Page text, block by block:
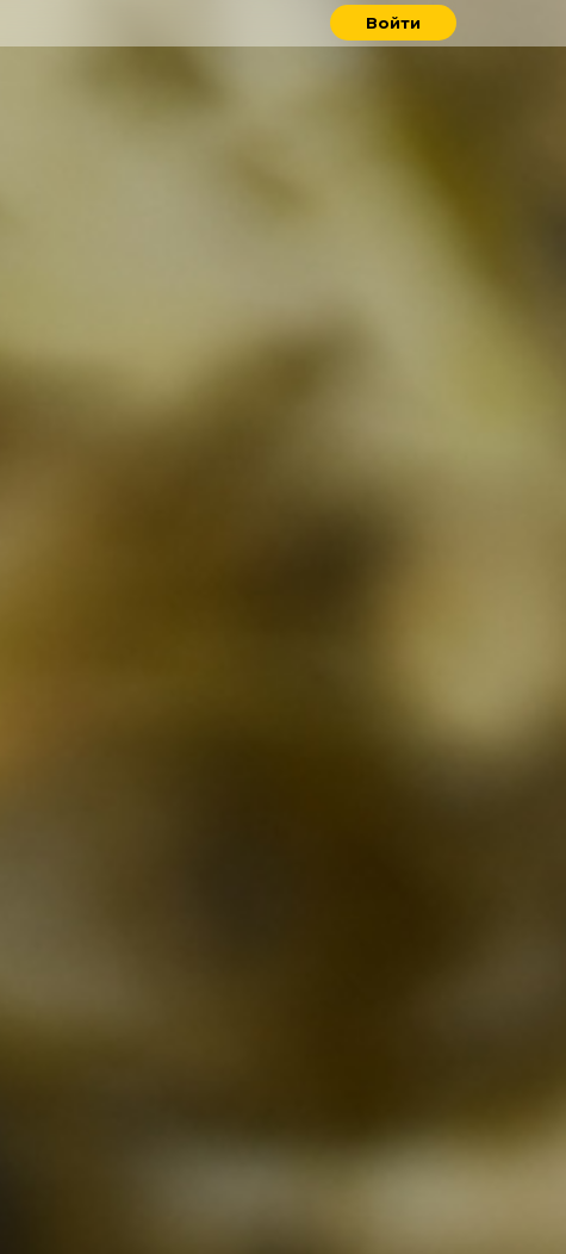
Войти